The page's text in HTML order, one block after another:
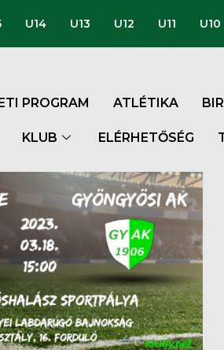
U14 U13 U12 U11 U10
PROGRAM ATLÉTIKA
KLUB ELÉRHETŐSÉG